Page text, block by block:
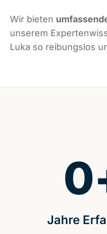
Wir bieten
unserem
Luka so reibungslos
Jahre
0